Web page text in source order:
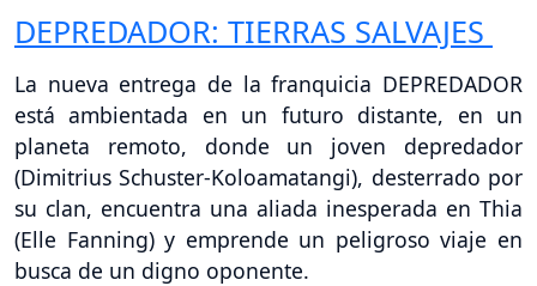
DEPREDADOR: TIERRAS SALVAJES
La nueva entrega de la franquicia DEPREDADOR
está ambientada en un futuro distante, en un
planeta remoto, donde un joven depredador
(Dimitrius Schuster-Koloamatangi), desterrado por
su clan, encuentra una aliada inesperada en Thia
(Elle Fanning) y emprende un peligroso viaje en
busca de un digno oponente.